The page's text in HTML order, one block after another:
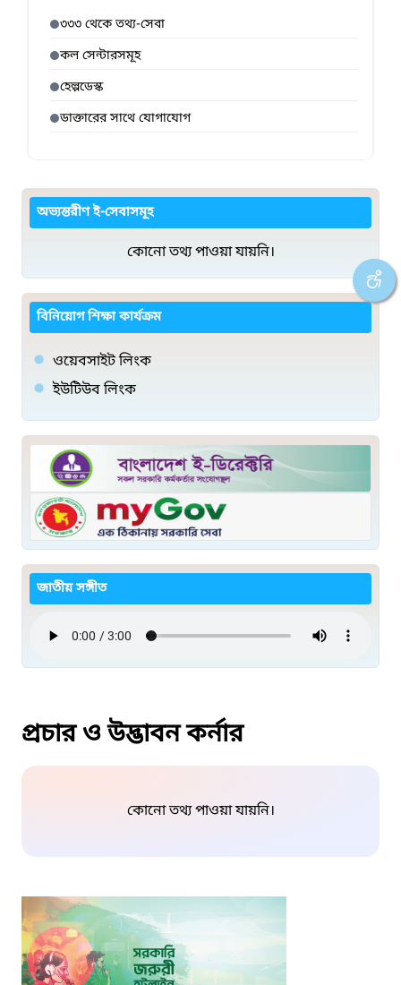
৩৩৩ থেকে তথ্য-সেবা
কল সেন্টারসমূহ
হেল্পডেস্ক
ডাক্তারের সাথে যোগাযোগ
অভ্যন্তরীণ ই-সেবাসমূহ
কোনো তথ্য পাওয়া যায়নি।
বিনিয়োগ শিক্ষা কার্যক্রম
ওয়েবসাইট লিংক
ইউটিউব লিংক
জাতীয় সঙ্গীত
প্রচার ও উদ্ভাবন কর্নার
কোনো তথ্য পাওয়া যায়নি।